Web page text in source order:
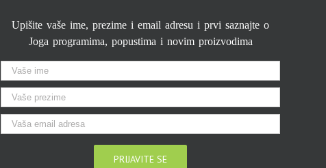
Upišite vaše ime, prezime i email adresu i prvi saznajte o
Joga programima, popustima i novim proizvodima